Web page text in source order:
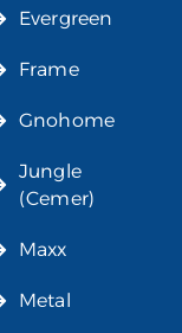
Evergreen
Frame
Gnohome
Jungle
(Cemer)
Maxx
Metal